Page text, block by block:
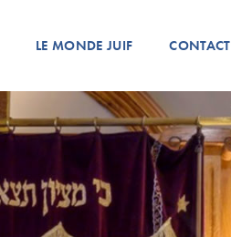
LE MONDE JUIF CONTACT